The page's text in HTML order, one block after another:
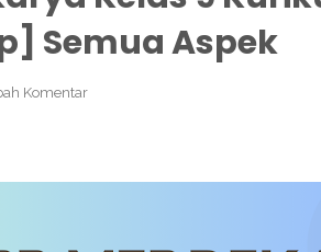
Semua Aspek
Komentar